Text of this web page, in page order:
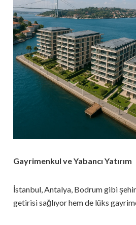
Gayrimenkul ve Yabancı Yatırım
İstanbul, Antalya, Bodrum gibi
getirisi sağlıyor hem de lüks